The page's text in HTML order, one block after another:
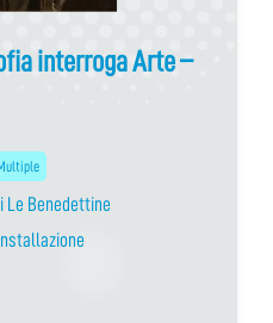
interroga Arte –
Le Benedettine